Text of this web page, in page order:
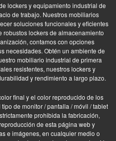
lockers y equipamiento industrial de
de trabajo. Nuestros mobiliarios
soluciones funcionales y eficientes
lockers de almacenamiento
contamos con opciones
necesidades. Obtén un ambiente de
mobiliario industrial de primera
resistentes, nuestros lockers y
y rendimiento a largo plazo.
final y el color reproducido de los
de monitor / pantalla / móvil / tablet
prohibida la fabricación,
de esta página web y
e imágenes, en cualquier medio o